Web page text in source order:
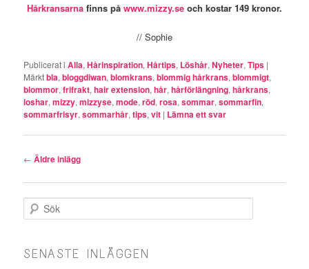
Hårkransarna finns på www.mizzy.se och kostar 149 kronor.
// Sophie
Publicerat i Alla,Hårinspiration,Hårtips, Löshår,Nyheter,Tips |
Märktbla,bloggdiwan,blomkrans,blommig hårkrans,blommigt,
blommor,frifrakt,hair extension,hår,hårförlängning,hårkrans,
loshar,mizzy,mizzyse,mode,röd,rosa,sommar,sommarfin,
sommarfrisyr,sommarhår,tips,vit | Lämna ett svar
Inläggsnavigering
← Äldre inlägg
Sök
SENASTE INLÄGGEN